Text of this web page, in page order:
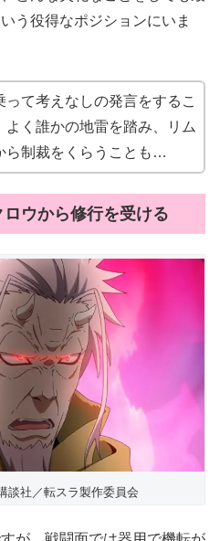
う役得なポジションにいま
って考えなしの発言をするこ
よく誰かの地雷を踏み、リム
ら制裁をくらうことも…
ウから修行を受ける
談社／転スラ製作委員会